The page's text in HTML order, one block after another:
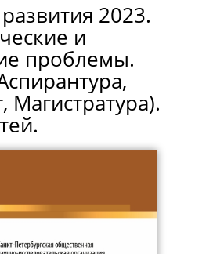
2023.
и
проблемы.
Магистратура).